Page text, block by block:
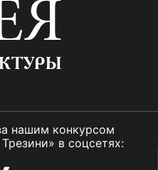
нашим конкурсом
в соцсетях: